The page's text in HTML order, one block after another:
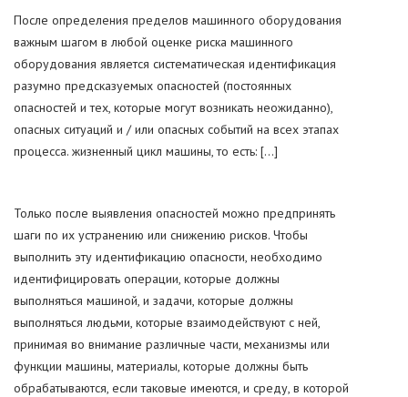
После определения пределов машинного оборудования
важным шагом в любой оценке риска машинного
оборудования является систематическая идентификация
разумно предсказуемых опасностей (постоянных
опасностей и тех, которые могут возникать неожиданно),
опасных ситуаций и / или опасных событий на всех этапах
процесса. жизненный цикл машины, то есть: [...]
Только после выявления опасностей можно предпринять
шаги по их устранению или снижению рисков. Чтобы
выполнить эту идентификацию опасности, необходимо
идентифицировать операции, которые должны
выполняться машиной, и задачи, которые должны
выполняться людьми, которые взаимодействуют с ней,
принимая во внимание различные части, механизмы или
функции машины, материалы, которые должны быть
обрабатываются, если таковые имеются, и среду, в которой